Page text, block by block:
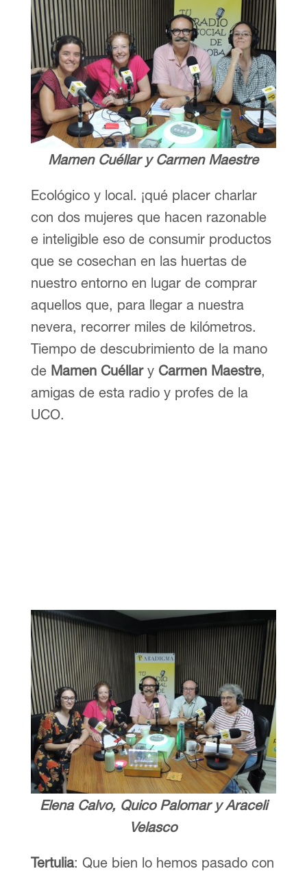
Mamen Cuéllar y Carmen Maestre
Ecológico y local. ¡qué placer charlar
con dos mujeres que hacen razonable
e inteligible eso de consumir productos
que se cosechan en las huertas de
nuestro entorno en lugar de comprar
aquellos que, para llegar a nuestra
nevera, recorrer miles de kilómetros.
Tiempo de descubrimiento de la mano
de Mamen Cuéllary Carmen Maestre,
amigas de esta radio y profes de la
UCO.
Elena Calvo, Quico Palomar y Araceli
Velasco
Tertulia: Que bien lo hemos pasado con